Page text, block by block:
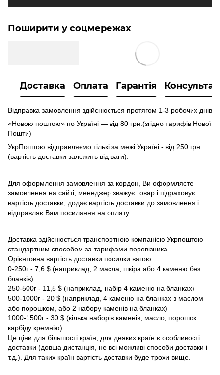
Поширити у соцмережах
Доставка Оплата Гарантія
Відправка замовлення здійснюється протягом 1-3 робочих днів
«Новою поштою» по Україні — від 80 грн.(згідно тарифів Нової
Пошти)
УкрПоштою відправляємо тількі за межі Україні - від 250 грн
(вартість доставки залежить від ваги).
Для оформлення замовлення за кордон, Ви оформляєте
замовлення на сайті, менеджер зважує товар і підраховує
вартість доставки, додає вартість доставки до замовлення і
відправляє Вам посилання на оплату.
Доставка здійснюється транспортною компанією Укрпоштою
стандартним способом за тарифами перевізника.
Орієнтовна вартість доставки посилки вагою:
0-250г - 7,6 $ (наприклад, 2 масла, шкіра або 4 каменю без
бланків)
250-500г - 11,5 $ (наприклад, набір 4 каменю на бланках)
500-1000г - 20 $ (наприклад, 4 каменю на бланках з маслом
або порошком, або 2 набору каменів на бланках)
1000-1500г - 30 $ (кілька наборів каменів, масло, порошок
карбіду кремнію).
Це ціни для більшості країн, для деяких країн є особливості
доставки (довша дистанція, не всі можливі способи доставки і
т.д.). Для таких країн вартість доставки буде трохи вище.